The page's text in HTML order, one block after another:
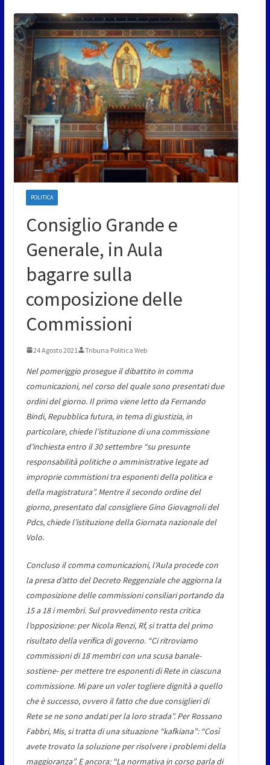
POLITICA
Consiglio Grande e
Generale, in Aula
bagarre sulla
composizione delle
Commissioni
24 Agosto 2021 Tribuna Politica Web
Nel pomeriggio prosegue il dibattito in comma
comunicazioni, nel corso del quale sono presentati due
ordini del giorno. Il primo viene letto da Fernando
Bindi, Repubblica futura, in tema di giustizia, in
particolare, chiede l’istituzione di una commissione
d’inchiesta entro il 30 settembre “su presunte
responsabilità politiche o amministrative legate ad
improprie commistioni tra esponenti della politica e
della magistratura”. Mentre il secondo ordine del
giorno, presentato dal consigliere Gino Giovagnoli del
Pdcs, chiede l’istituzione della Giornata nazionale del
Volo.
Concluso il comma comunicazioni, l’Aula procede con
la presa d’atto del Decreto Reggenziale che aggiorna la
composizione delle commissioni consiliari portando da
15 a 18 i membri. Sul provvedimento resta critica
l’opposizione: per Nicola Renzi, Rf, si tratta del primo
risultato della verifica di governo. “Ci ritroviamo
commissioni di 18 membri con una scusa banale-
sostiene- per mettere tre esponenti di Rete in ciascuna
commissione. Mi pare un voler togliere dignità a quello
che è successo, ovvero il fatto che due consiglieri di
Rete se ne sono andati per la loro strada”. Per Rossano
Fabbri, Mis, si tratta di una situazione “kafkiana”: “Così
avete trovato la soluzione per risolvere i problemi della
maggioranza”. E ancora: “La normativa in corso parla di